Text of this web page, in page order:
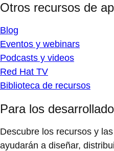
Otros recursos de
Blog
Eventos y webinars
Podcasts y videos
Red Hat TV
Biblioteca de recursos
Para los
Descubre los recursos y
ayudarán a diseñar,